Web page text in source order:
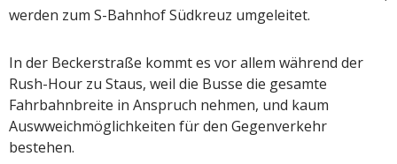
werden zum S-Bahnhof Südkreuz umgeleitet.
In der Beckerstraße kommt es vor allem während der
Rush-Hour zu Staus, weil die Busse die gesamte
Fahrbahnbreite in Anspruch nehmen, und kaum
Auswweichmöglichkeiten für den Gegenverkehr
bestehen.